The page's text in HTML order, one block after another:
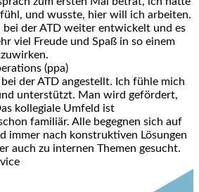
und wusste, hier will ich arbeiten.
bei der ATD weiter entwickelt und es
viel Freude und Spaß in so einem
(ppa)
der ATD angestellt. Ich fühle mich
unterstützt. Man wird gefördert,
kollegiale Umfeld ist
familiär. Alle begegnen sich auf
immer nach konstruktiven Lösungen
auch zu internen Themen gesucht.